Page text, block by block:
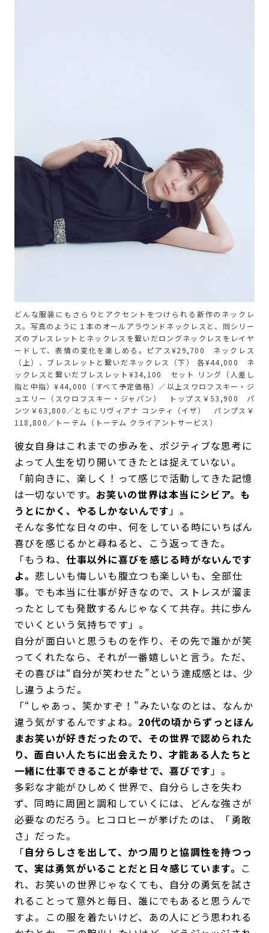
どんな服装にもさらりとアクセントをつけられる新作のネックレ
ス。写真のように１本のオールアラウンドネックレスと、同シリー
ズのブレスレットとネックレスを繋いだロングネックレスをレイヤ
ードして、表情の変化を楽しめる。ピアス¥29,700 ネックレス
（上）、ブレスレットと繋いだネックレス（下） 各¥44,000 ネ
ックレスと繋いだブレスレット¥34,100 セット リング（人差し
指と中指）¥44,000（すべて予定価格）／以上スワロフスキー・ジ
ュエリー（スワロフスキー・ジャパン） トップス￥53,900 パ
ンツ￥63,800／ともにリヴィアナ コンティ（イザ） パンプス￥
118,800／トーテム（トーテム クライアントサービス）
彼女自身はこれまでの歩みを、ポジティブな思考に
よって人生を切り開いてきたとは捉えていない。
「前向きに、楽しく！って感じで活動してきた記憶
は一切ないです。 お笑いの世界は本当にシビア。も
うとにかく、やるしかないんです」。
そんな多忙な日々の中、何をしている時にいちばん
喜びを感じるかと尋ねると、こう返ってきた。
「もうね、仕事以外に喜びを感じる時がないんです
よ。悲しいも悔しいも腹立つも楽しいも、全部仕
事。でも本当に仕事が好きなので、ストレスが溜ま
ったとしても発散するんじゃなくて共存。共に歩ん
でいくという気持ちです」。
自分が面白いと思うものを作り、その先で誰かが笑
ってくれたなら、それが一番嬉しいと言う。ただ、
その喜びは“自分が笑わせた”という達成感とは、少
し違うようだ。
「“しゃあっ、笑かすぞ！”みたいなのとは、なんか
違う気がするんですよね。 20代の頃からずっとほん
まお笑いが好きだったので、その世界で認められた
り、面白い人たちに出会えたり、才能ある人たちと
一緒に仕事できることが幸せで、喜びです」。
多彩な才能がひしめく世界で、自分らしさを失わ
ず、同時に周囲と調和していくには、どんな強さが
必要なのだろう。ヒコロヒーが挙げたのは、「勇敢
さ」だった。
「自分らしさを出して、かつ周りと協調性を持つっ
て、実は勇気がいることだと日々感じています。 こ
れ、お笑いの世界じゃなくても、自分の勇気を試さ
れることって意外と毎日、誰にでもあると思うんで
すよ。この服を着たいけど、あの人にどう思われる